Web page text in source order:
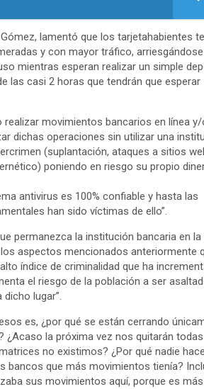
lamentó que los tarjetahabientes
y con mayor tráfico,
mientras esperan realizar un simple
las casi 2 horas que tendrán que esperar
movimientos bancarios en línea
dichas operaciones sin utilizar una
(suplantación, ataques a sitios
poniendo en riesgo su propio
antivirus es 100% confiable y hasta las
han sido víctimas de ello”.
permanezca la institución bancaria en la
aspectos mencionados anteriormente
índice de criminalidad que ha
el riesgo de la población a ser
lugar”.
es, ¿por qué se están cerrando
¿Acaso la próxima vez nos quitarán
no existimos? ¿Por qué nadie
bancos que más movimientos tienía?
sus movimientos aquí, porque es más